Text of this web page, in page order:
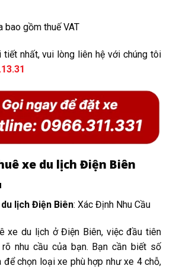
bao gồm thuế VAT
nhất, vui lòng liên hệ với chúng tôi
xe du lịch Điện Biên
lịch Điện Biên: Xác Định Nhu Cầu
xe du lịch ở Điện Biên, việc đầu tiên
nhu cầu của bạn. Bạn cần biết số
chọn loại xe phù hợp như xe 4 chỗ,